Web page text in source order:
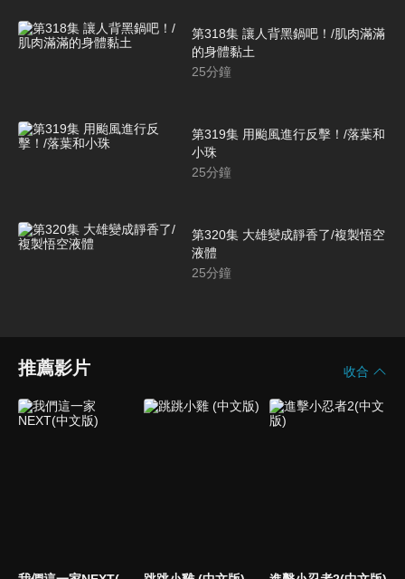
第318集 讓人背黑鍋吧！/肌肉滿滿
的身體黏土
25分鐘
第319集 用颱風進行反擊！/落葉和
小珠
25分鐘
第320集 大雄變成靜香了/複製悟空
液體
25分鐘
推薦影片 收合